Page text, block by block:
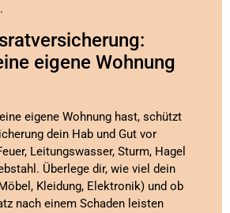
eigene Wohnung
eigene Wohnung hast, schützt
dein Hab und Gut vor
Leitungswasser, Sturm, Hagel
Überlege dir, wie viel dein
Kleidung, Elektronik) und ob
nach einem Schaden leisten